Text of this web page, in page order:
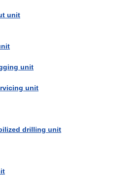
unit
unit
unit
drilling unit